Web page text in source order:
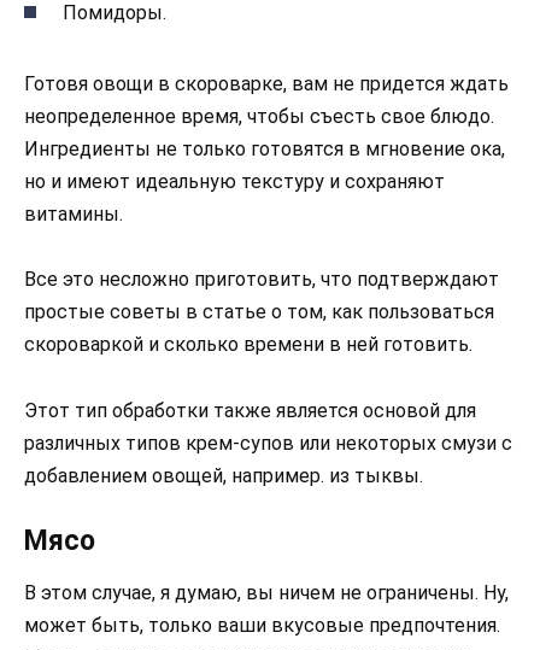
Помидоры.
Готовя овощи в скороварке, вам не придется ждать
неопределенное время, чтобы съесть свое блюдо.
Ингредиенты не только готовятся в мгновение ока,
но и имеют идеальную текстуру и сохраняют
витамины.
Все это несложно приготовить, что подтверждают
простые советы в статье о том, как пользоваться
скороваркой и сколько времени в ней готовить.
Этот тип обработки также является основой для
различных типов крем-супов или некоторых смузи с
добавлением овощей, например. из тыквы.
Мясо
В этом случае, я думаю, вы ничем не ограничены. Ну,
может быть, только ваши вкусовые предпочтения.